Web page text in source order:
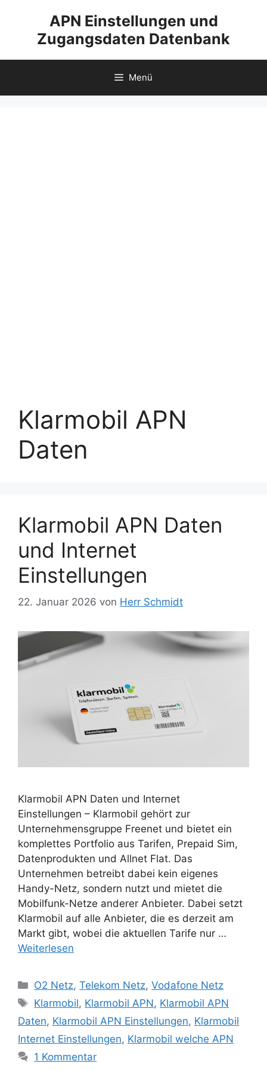
springen
APN Einstellungen und
Zugangsdaten Datenbank
Menü
Klarmobil APN
Daten
Klarmobil APN Daten
und Internet
Einstellungen
22. Januar 2026 von Herr Schmidt
Klarmobil APN Daten und Internet
Einstellungen – Klarmobil gehört zur
Unternehmensgruppe Freenet und bietet ein
komplettes Portfolio aus Tarifen, Prepaid Sim,
Datenprodukten und Allnet Flat. Das
Unternehmen betreibt dabei kein eigenes
Handy-Netz, sondern nutzt und mietet die
Mobilfunk-Netze anderer Anbieter. Dabei setzt
Klarmobil auf alle Anbieter, die es derzeit am
Markt gibt, wobei die aktuellen Tarife nur …
Weiterlesen
Kategorien
O2 Netz,Telekom Netz,Vodafone Netz
Schlagwörter
Klarmobil, Klarmobil APN, Klarmobil APN
Daten, Klarmobil APN Einstellungen, Klarmobil
Internet Einstellungen, Klarmobil welche APN
1 Kommentar